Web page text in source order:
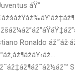
áŸ”
Ronaldo